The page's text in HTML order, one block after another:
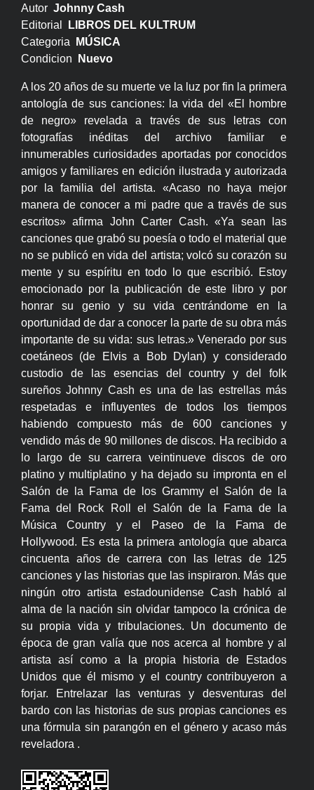
Autor Johnny Cash
Editorial
LIBROS DEL KULTRUM
Categoria
MÚSICA
Condicion
Nuevo
A los 20 años de su muerte ve la luz por fin la primera
antología de sus canciones: la vida del «El hombre
de negro» revelada a través de sus letras con
fotografías inéditas del archivo familiar e
innumerables curiosidades aportadas por conocidos
amigos y familiares en edición ilustrada y autorizada
por la familia del artista. «Acaso no haya mejor
manera de conocer a mi padre que a través de sus
escritos» afirma John Carter Cash. «Ya sean las
canciones que grabó su poesía o todo el material que
no se publicó en vida del artista; volcó su corazón su
mente y su espíritu en todo lo que escribió. Estoy
emocionado por la publicación de este libro y por
honrar su genio y su vida centrándome en la
oportunidad de dar a conocer la parte de su obra más
importante de su vida: sus letras.» Venerado por sus
coetáneos (de Elvis a Bob Dylan) y considerado
custodio de las esencias del country y del folk
sureños Johnny Cash es una de las estrellas más
respetadas e influyentes de todos los tiempos
habiendo compuesto más de 600 canciones y
vendido más de 90 millones de discos. Ha recibido a
lo largo de su carrera veintinueve discos de oro
platino y multiplatino y ha dejado su impronta en el
Salón de la Fama de los Grammy el Salón de la
Fama del Rock Roll el Salón de la Fama de la
Música Country y el Paseo de la Fama de
Hollywood. Es esta la primera antología que abarca
cincuenta años de carrera con las letras de 125
canciones y las historias que las inspiraron. Más que
ningún otro artista estadounidense Cash habló al
alma de la nación sin olvidar tampoco la crónica de
su propia vida y tribulaciones. Un documento de
época de gran valía que nos acerca al hombre y al
artista así como a la propia historia de Estados
Unidos que él mismo y el country contribuyeron a
forjar. Entrelazar las venturas y desventuras del
bardo con las historias de sus propias canciones es
una fórmula sin parangón en el género y acaso más
reveladora .